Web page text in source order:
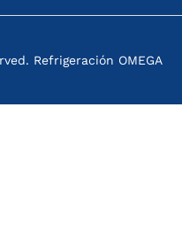
Refrigeración OMEGA